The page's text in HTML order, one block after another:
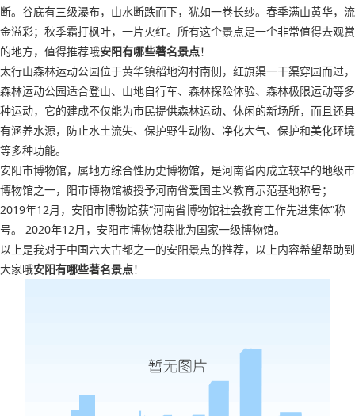
断。谷底有三级瀑布，山水断跌而下，犹如一卷长纱。春季满山黄华，流
金溢彩；秋季霜打枫叶，一片火红。所有这个景点是一个非常值得去观赏
的地方，值得推荐哦安阳有哪些著名景点！
太行山森林运动公园位于黄华镇稻地沟村南侧，红旗渠一干渠穿园而过，
森林运动公园适合登山、山地自行车、森林探险体验、森林极限运动等多
种运动，它的建成不仅能为市民提供森林运动、休闲的新场所，而且还具
有涵养水源，防止水土流失、保护野生动物、净化大气、保护和美化环境
等多种功能。
安阳市博物馆，属地方综合性历史博物馆，是河南省内成立较早的地级市
博物馆之一，阳市博物馆被授予河南省爱国主义教育示范基地称号；
2019年12月，安阳市博物馆获“河南省博物馆社会教育工作先进集体”称
号。 2020年12月，安阳市博物馆获批为国家一级博物馆。
以上是我对于中国六大古都之一的安阳景点的推荐，以上内容希望帮助到
大家哦安阳有哪些著名景点！